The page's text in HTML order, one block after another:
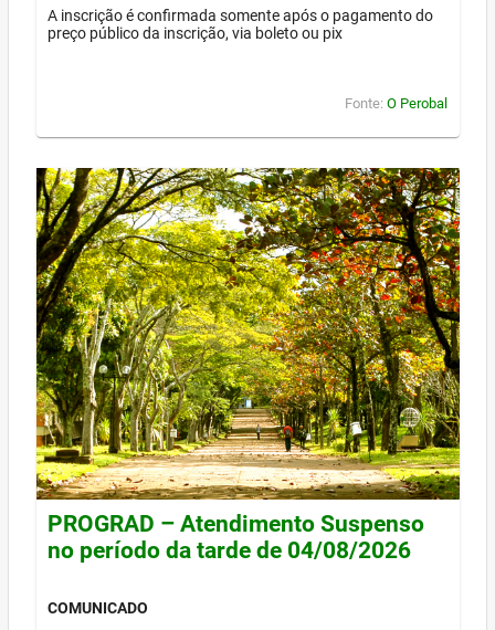
A inscrição é confirmada somente após o pagamento do
preço público da inscrição, via boleto ou pix
Fonte: O Perobal
PROGRAD – Atendimento Suspenso
no período da tarde de 04/08/2026
COMUNICADO